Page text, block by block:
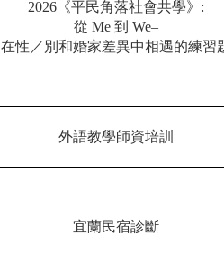
2026《平民角落社會共學》:
從 Me 到 We–
在性／別和婚家差異中相遇的練習
外語教學師資培訓
宜蘭民宿診斷